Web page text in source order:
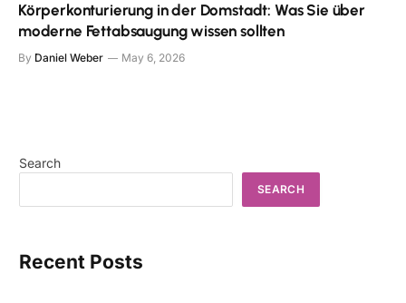
Körperkonturierung in der Domstadt: Was Sie über
moderne Fettabsaugung wissen sollten
By Daniel Weber May 6, 2026
Search
SEARCH
Recent Posts